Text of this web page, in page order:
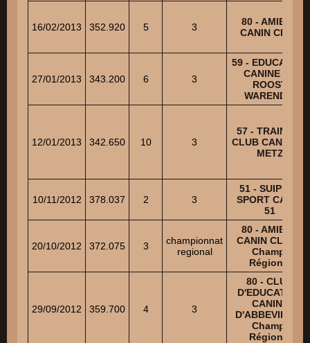
16/02/2013 352.920 5 3
80 - AMIENS
CANIN CLUB
27/01/2013 343.200 6 3
59 - EDUCATION
CANINE DE
ROOST
WARENDIN
12/01/2013 342.650 10 3
57 - TRAINING
CLUB CANIN DE
METZ
10/11/2012 378.037 2 3
51 - SUIPPES
SPORT CANIN
51
20/10/2012 372.075 3
championnat
regional
80 - AMIENS
CANIN CLUB -
Champ.
Régional
29/09/2012 359.700 4 3
80 - CLUB
D'EDUCATION
CANINE
D'ABBEVILLE -
Champ.
Régional